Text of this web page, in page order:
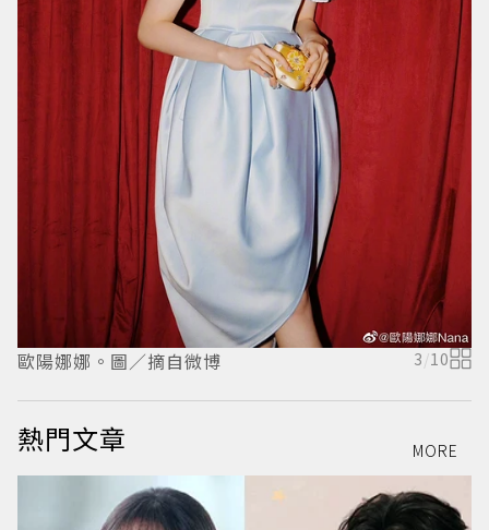
歐陽娜娜。圖／摘自微博 3/10
熱門文章 MORE